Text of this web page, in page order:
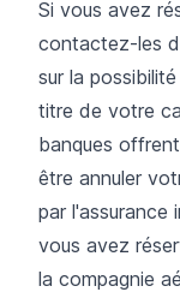
Si vous avez
contactez-les
sur la
titre de votre
banques
être annuler
par l'assurance
vous avez
la compagnie